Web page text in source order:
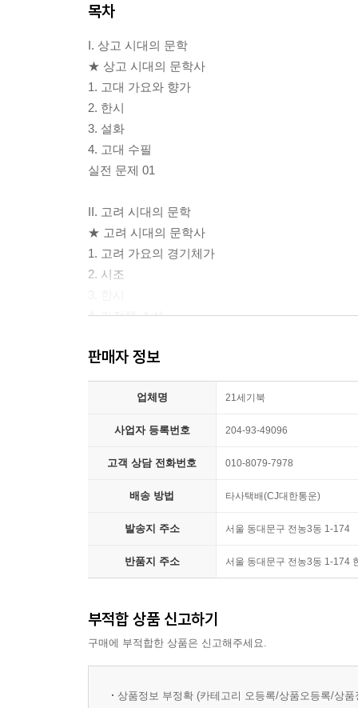
목차
I. 상고 시대의 문학
★ 상고 시대의 문학사
1. 고대 가요와 향가
2. 한시
3. 설화
4. 고대 수필
실전 문제 01
II. 고려 시대의 문학
★ 고려 시대의 문학사
1. 고려 가요의 경기체가
2. 시조
4. 가전체 소설
실전 문제 01
실전 문제 02
1. 악장과 언해, 한시
4. 잡가와 민요, 무가
6. 국문 소설
9. 민속극과 가면극
실전 문제 01
실전 문제 02
실전 문제 03
판매자 정보
업체명 21세기북
사업자 등록번호 204-93-49096
고객 상담 전화번호 010-8079-7978
배송 방법 타사택배(CJ대한통운)
발송지 주소 서울 동대문구 전농3동 1-174
반품지 주소 서울 동대문구 전농3동 1-174
부적합 상품 신고하기
구매에 부적합한 상품은 신고해주세요.
상품정보 부정확 (카테고리 오등록/상품오등록/상